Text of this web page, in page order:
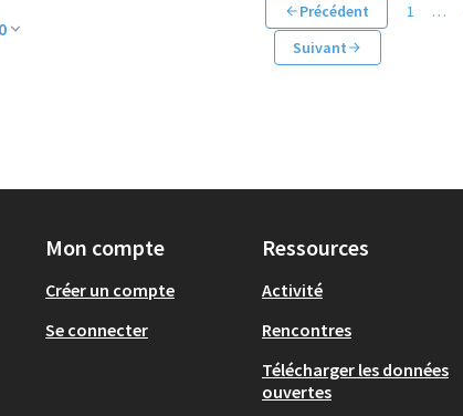
Précédent 1 …
Suivant
Mon compte
Créer un compte
Se connecter
Ressources
Activité
Rencontres
Télécharger les données
ouvertes